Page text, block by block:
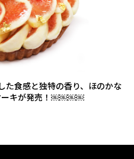
た食感と独特の香り、ほのかな
ーキが発売！￼￼￼￼